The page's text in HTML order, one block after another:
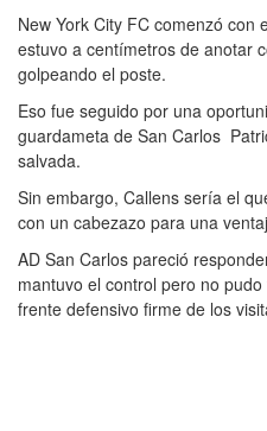
New York City FC comenzó con
estuvo a centímetros de anotar
golpeando el poste.
Eso fue seguido por una
guardameta de San Carlos
salvada.
Sin embargo, Callens sería el
con un cabezazo para una
AD San ​​Carlos pareció
mantuvo el control pero no
frente defensivo firme de los